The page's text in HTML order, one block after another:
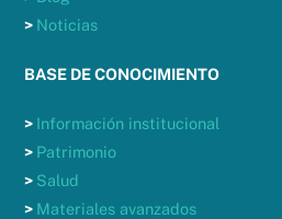
> Noticias
BASE DE CONOCIMIENTO
> Información institucional
> Patrimonio
> Salud
> Materiales avanzados